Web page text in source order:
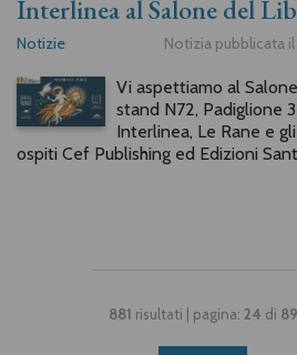
Interlinea al Salone del
Notizie Notizia pubblicata il
Vi aspettiamo al
stand N72, Padiglione
Interlinea, Le Rane e
ospiti Cef Publishing ed Edizioni
881 risultati | pagina: 24 di 89